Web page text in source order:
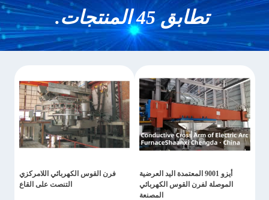
تطابق 45 المنتجات.
أيزو 9001 المعتمدة اليد العرضية
الموصلة لفرن القوس الكهربائي
المصنعة
فرن القوس الكهربائي اللامركزي
التنصت على القاع